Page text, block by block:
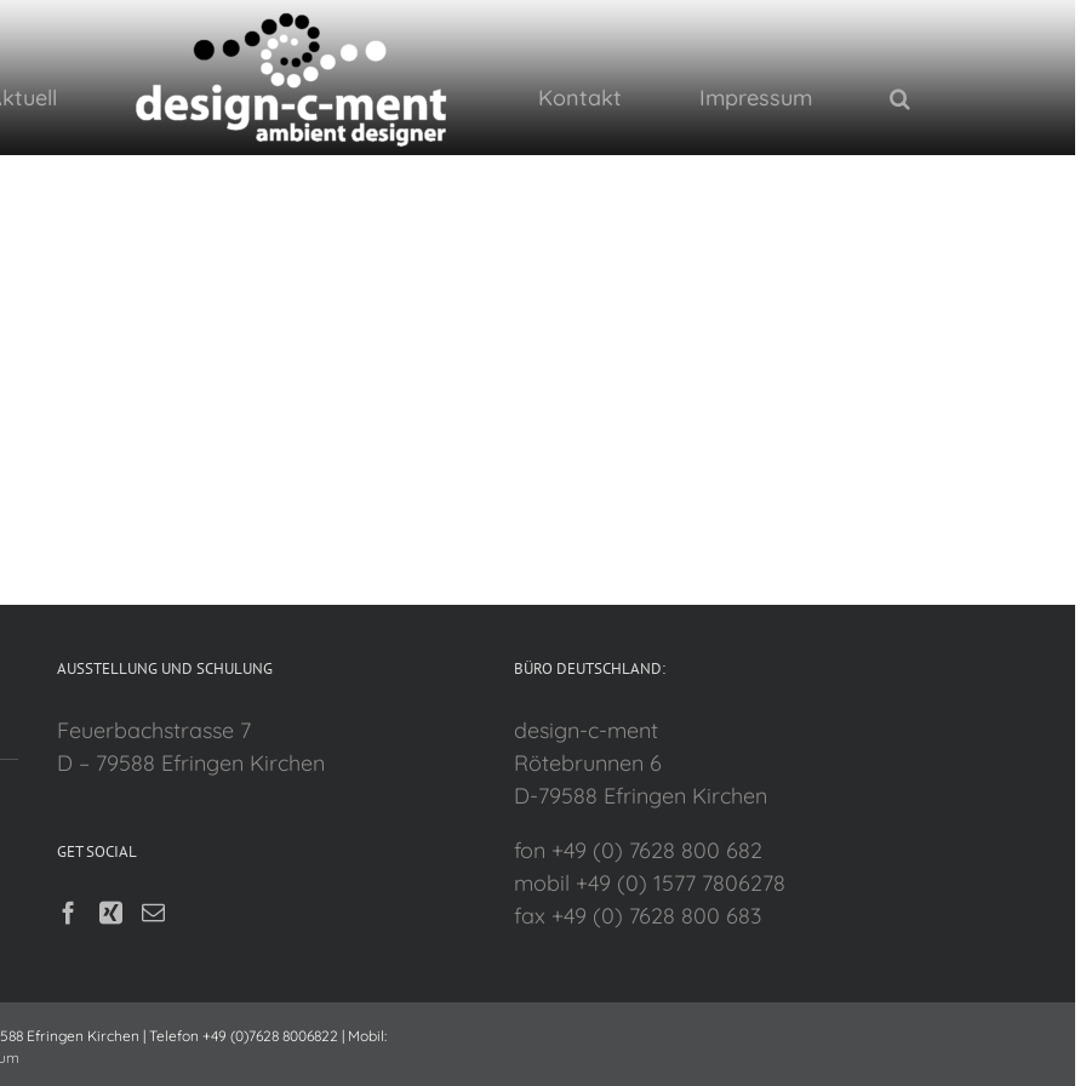
Kontakt Impressum
AUSSTELLUNG UND SCHULUNG
Feuerbachstrasse 7
D – 79588 Efringen Kirchen
GET SOCIAL
BÜRO DEUTSCHLAND:
design-c-ment
Rötebrunnen 6
D-79588 Efringen Kirchen
fon +49 (0) 7628 800 682
mobil +49 (0) 1577 7806278
fax +49 (0) 7628 800 683
Efringen Kirchen | Telefon +49 (0)7628 8006822 | Mobil: